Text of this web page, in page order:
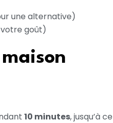
une alternative)
goût)
10 minutes, jusqu’à